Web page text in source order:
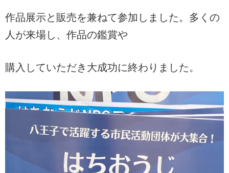
作品展示と販売を兼ねて参加しました。多くの
人が来場し、作品の鑑賞や
購入していただき大成功に終わりました。